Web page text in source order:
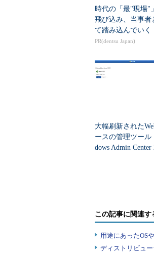
今後、8～12週
していく予定で
面のように、中
ュリティ機能
合は、セキュ
時代の「最"現場"
飛び込み、当事者
て踏み込んでいく
PR(dentsu Japan)
大幅刷新された
ースの管理ツール
dows Admin Center
この記事に関連す
用途にあったOS
ディストリビュ